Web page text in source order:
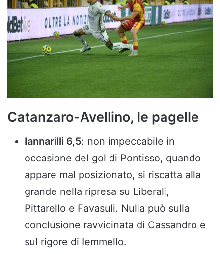
Catanzaro-Avellino, le pagelle
Iannarilli 6,5: non impeccabile in
occasione del gol di Pontisso, quando
appare mal posizionato, si riscatta alla
grande nella ripresa su Liberali,
Pittarello e Favasuli. Nulla può sulla
conclusione ravvicinata di Cassandro e
sul rigore di Iemmello.